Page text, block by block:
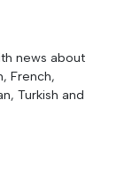
news about
French,
Turkish and